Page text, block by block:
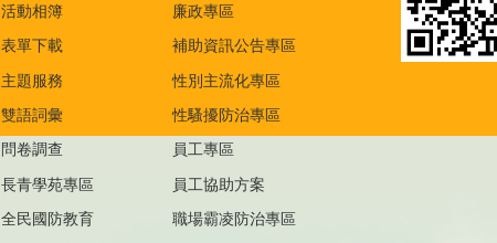
活動相簿
表單下載
主題服務
雙語詞彙
問卷調查
長青學苑專區
全民國防教育
廉政專區
補助資訊公告專區
性別主流化專區
性騷擾防治專區
員工專區
員工協助方案
職場霸凌防治專區